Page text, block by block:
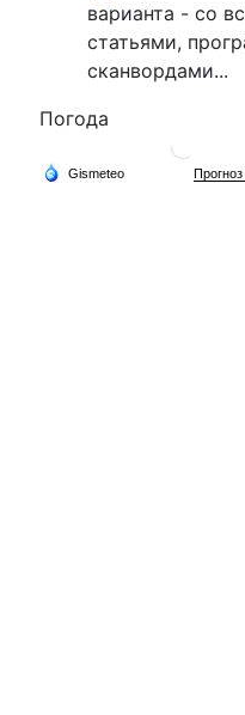
варианта - со
статьями,
сканвордами...
Погода